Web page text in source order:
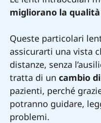
migliorano la
Queste particolari
assicurarti una vista
distanze, senza
tratta di un cambio
pazienti, perché
potranno guidare,
problemi.